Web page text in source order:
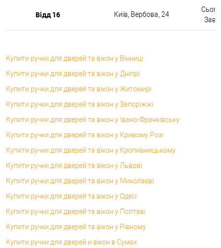
Відд 16 Київ, Вербова, 24
Купити ручки для дверей та вікон у Вінниці
Купити ручки для дверей та вікон у Дніпрі
Купити ручки для дверей та вікон у Житомирі
Купити ручки для дверей та вікон у Запоріжжі
Купити ручки для дверей та вікон у Івано-Франківську
Купити ручки для дверей та вікон у Кривому Розі
Купити ручки для дверей та вікон у Кропивницькому
Купити ручки для дверей та вікон у Львові
Купити ручки для дверей та вікон у Миколаєві
Купити ручки для дверей та вікон у Одесі
Купити ручки для дверей та вікон у Полтаві
Купити ручки для дверей та вікон у Рівному
Купити ручки для дверей и вікон в Сумах